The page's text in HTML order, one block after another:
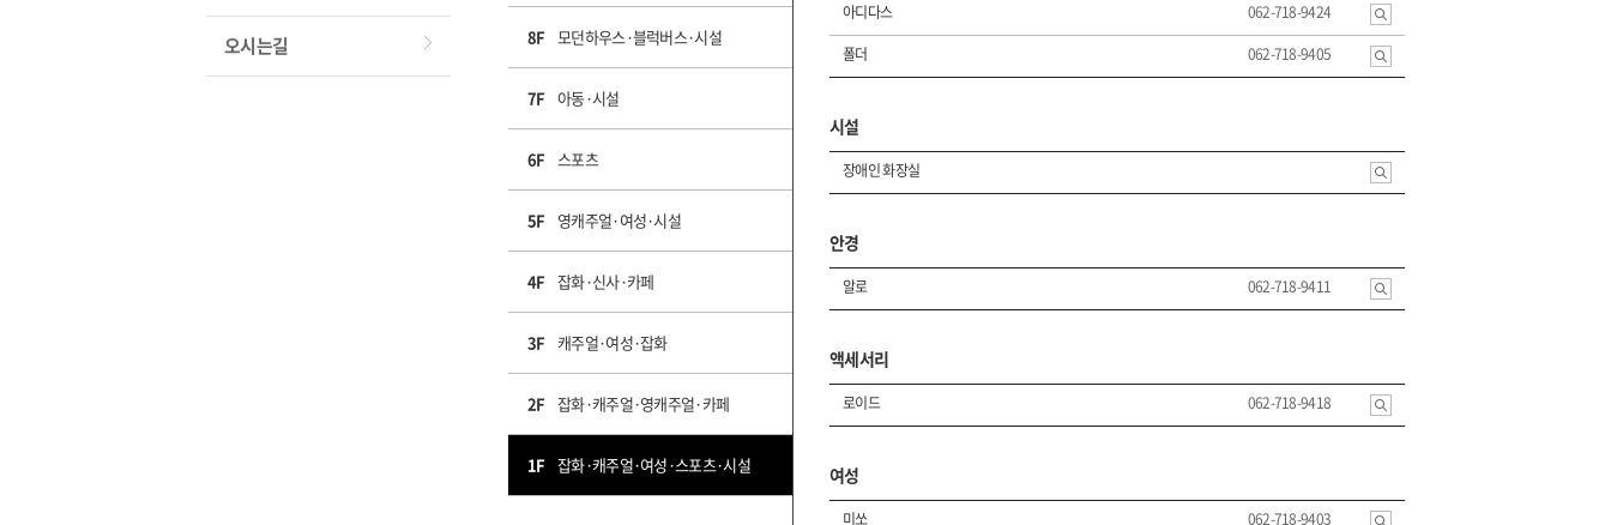
오시는길 8F 모던하우스·블럭버스·시설
7F 아동·시설
6F 스포츠
5F 영캐주얼·여성·시설
4F 잡화·신사·카페
3F 캐주얼·여성·잡화
2F 잡화·캐주얼·영캐주얼·카페
1F 잡화·캐주얼·여성·스포츠·시설
아디다스
062-718-9424
폴더
062-718-9405
시설
장애인 화장실
안경
알로 062-718-9411
액세서리
로이드 062-718-9418
여성
미쏘 062-718-9403